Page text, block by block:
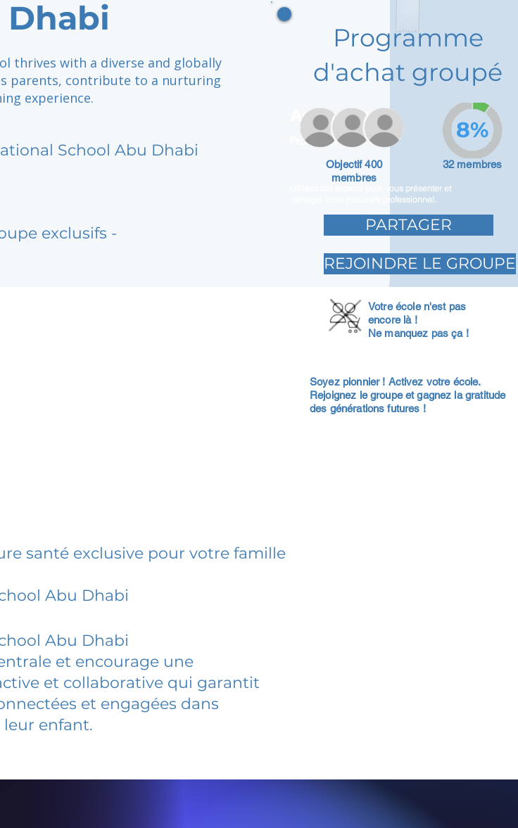
Dhabi
thrives with a diverse and globally
parents, contribute to a nurturing
experience.
School Abu Dhabi
exclusifs -
Adam Caar
Promoteur
Utilisez cet espace pour vous présenter et
partager votre parcours professionnel.
Programme
d'achat groupé
Objectif 400
membres
32 membres
8%
PARTAGER
REJOINDRE LE GROUPE
Votre école n'est pas
encore là !
Ne manquez pas ça !
Soyez pionnier ! Activez votre école.
Rejoignez le groupe et gagnez la gratitude
des générations futures !
santé exclusive pour votre famille
Abu Dhabi
Abu Dhabi
et encourage une
et collaborative qui garantit
et engagées dans
leur enfant.